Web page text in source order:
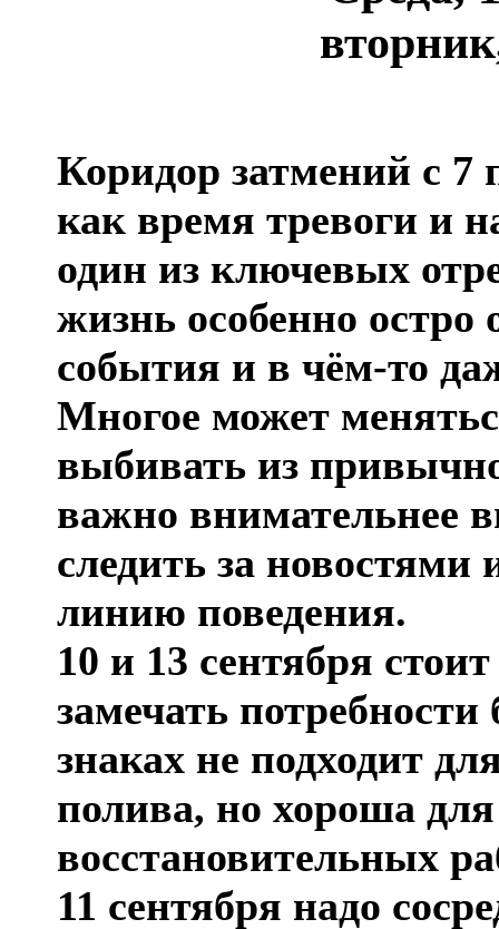
Коридор затмений с 7
как время тревоги и
один из ключевых
жизнь особенно
события и в чём-то
Многое может
выбивать из
важно внимательнее
следить за новостями
линию поведения.
10 и 13 сентября
замечать
знаках не подходит
полива, но хороша
восстановительных
11 сентября надо